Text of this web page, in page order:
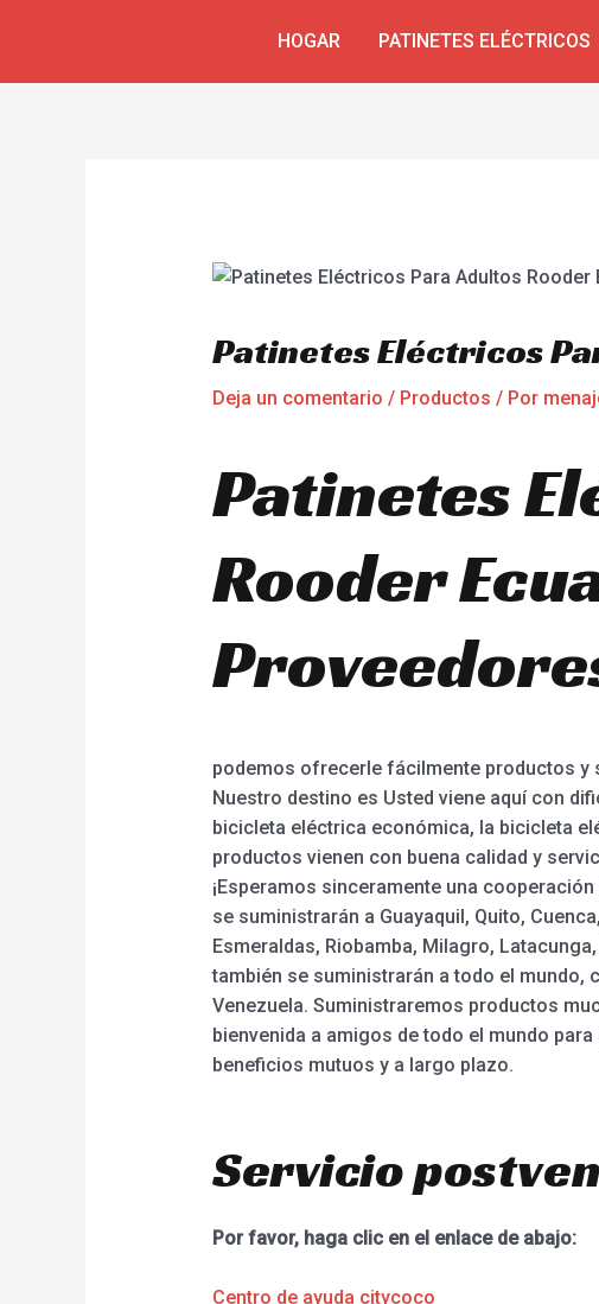
HOGAR PATINETES ELÉCTRICOS
Patinetes Eléctricos
Deja un comentario / Productos / Por
Patinetes
Rooder
podemos ofrecerle fácilmente productos y
Nuestro destino es Usted viene aquí con
bicicleta eléctrica económica, la bicicleta
productos vienen con buena calidad y
¡Esperamos sinceramente una
se suministrarán a Guayaquil, Quito,
Esmeraldas, Riobamba, Milagro,
también se suministrarán a todo el mundo,
Venezuela. Suministraremos productos
bienvenida a amigos de todo el mundo para
beneficios mutuos y a largo plazo.
Servicio
Por favor, haga clic en el enlace de abajo:
Centro de ayuda citycoco